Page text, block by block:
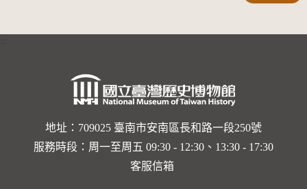
地址：709025 臺南市安南區長和路一段250號
服務時段：周一至周五 09:30 - 12:30、13:30 - 17:30
客服信箱